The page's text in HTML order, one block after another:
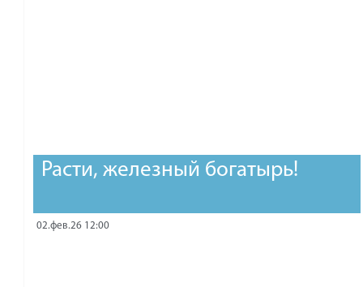
Расти, железный богатырь!
02.фев.26 12:00